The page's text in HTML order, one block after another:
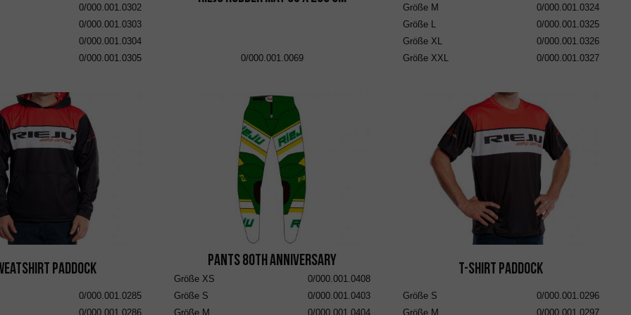
0/000.001.0302
0/000.001.0303
0/000.001.0304
0/000.001.0305
0/000.001.0069
Größe M
0/000.001.0324
Größe L
0/000.001.0325
Größe XL
0/000.001.0326
Größe XXL 0/000.001.0327
Paddock
0/000.001.0285
0/000.001.0286
Pants 80th Anniversary
Größe XS
0/000.001.0408
Größe S
0/000.001.0403
Größe M 0/000.001.0404
T-Shirt Paddock
Größe S
0/000.001.0296
Größe M 0/000.001.0297